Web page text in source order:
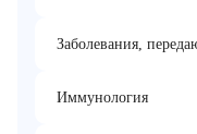
Заболевания,
Иммунология